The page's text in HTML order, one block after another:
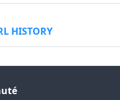
HISTORY